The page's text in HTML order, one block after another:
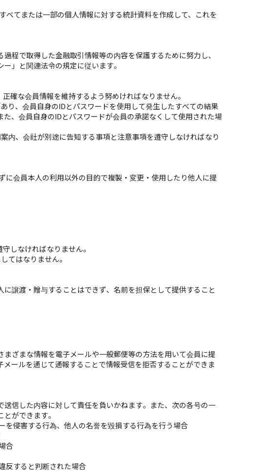
てまたは一部の個人情報に対する統計資料を作成して、これを
程で取得した金融取引情報等の内容を保護するために努力し、
」と関連法令の規定に従います。
確な会員情報を維持するよう努めければなりません。
り、会員自身のIDとパスワードを使用して発生したすべての結果
、会員自身のIDとパスワードが会員の承諾なくして使用された場
内、会社が別途に告知する事項と注意事項を遵守しなければなり
会員本人の利用以外の目的で複製・変更・使用したり他人に提
しなければなりません。
てはなりません。
譲渡・贈与することはできず、名前を担保として提供すること
ざまな情報を電子メールや一般郵便等の方法を用いて会員に提
ールを通じて通報することで情報受信を拒否することができま
信した内容に対して責任を負いかねます。また、次の各号の一
ができます。
侵害する行為、他人の名誉を毀損する行為を行う場合
合
反すると判断された場合